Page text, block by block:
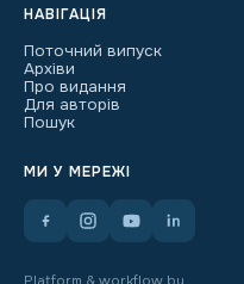
НАВІГАЦІЯ
Поточний випуск
Архіви
Про видання
Для авторів
Пошук
МИ У МЕРЕЖІ